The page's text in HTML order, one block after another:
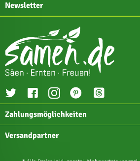
Newsletter
Zahlungsmöglichkeiten
Versandpartner